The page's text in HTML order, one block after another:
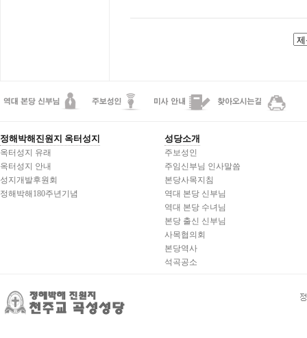
정해박해진원지 옥터성지
옥터성지 유래
옥터성지 안내
성지개발후원회
정해박해180주년기념
성당소개
주보성인
주임신부님 인사말씀
본당사목지침
역대 본당 신부님
역대 본당 수녀님
본당 출신 신부님
사목협의회
본당역사
석곡공소